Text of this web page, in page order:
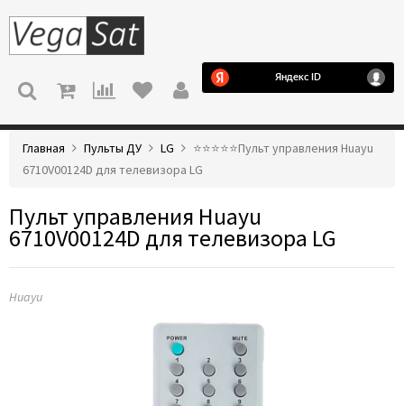
МЕНЮ
Главная Пульты ДУ LG
⭐️⭐️⭐️⭐️⭐️Пульт управления Huayu
6710V00124D для телевизора LG
Пульт управления Huayu
6710V00124D для телевизора LG
Huayu